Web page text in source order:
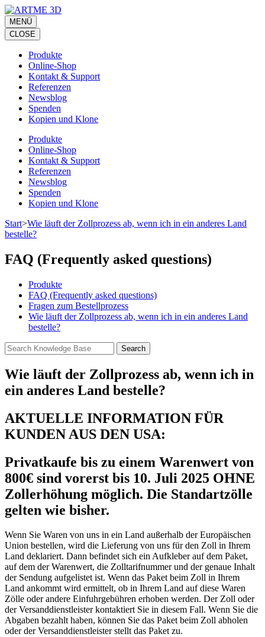
Zum
Inhalt
springen
(Eingabetaste
drücken)
MENÜ
CLOSE
Produkte
Online-Shop
Kontakt & Support
Referenzen
Newsblog
Spenden
Kopien und Klone
Produkte
Online-Shop
Kontakt & Support
Referenzen
Newsblog
Spenden
Kopien und Klone
Start>Wie läuft der Zollprozess ab, wenn ich in ein anderes Land
bestelle?
FAQ (Frequently asked questions)
Produkte
FAQ (Frequently asked questions)
Fragen zum Bestellprozess
Wie läuft der Zollprozess ab, wenn ich in ein anderes Land
bestelle?
Wie läuft der Zollprozess ab, wenn ich in
ein anderes Land bestelle?
AKTUELLE INFORMATION FÜR
KUNDEN AUS DEN USA:
Privatkaufe bis zu einem Warenwert von
800€ sind vorerst bis 10. Juli 2025 OHNE
Zollerhöhung möglich. Die Standartzölle
gelten wie bisher.
Wenn Sie Waren von uns in ein Land außerhalb der Europäischen
Union bestellen, wird die Lieferung von uns für den Zoll in Ihrem
Land deklariert. Dann befindet sich ein Aufkleber auf dem Paket,
auf dem der Warenwert, die Zolltarifnummer und der genaue Inhalt
der Sendung aufgelistet ist. Wenn das Paket beim Zoll in Ihrem
Land ankommt wird ermittelt, ob in Ihrem Land auf diese Waren
Zölle oder andere Einfuhrgebühren erhoben werden. Der Zoll oder
der Versanddienstleister kontaktiert Sie in diesem Fall. Wenn Sie die
Abgaben bezahlt haben, können Sie das Paket beim Zoll abholen
oder der Versanddienstleister stellt das Paket zu.